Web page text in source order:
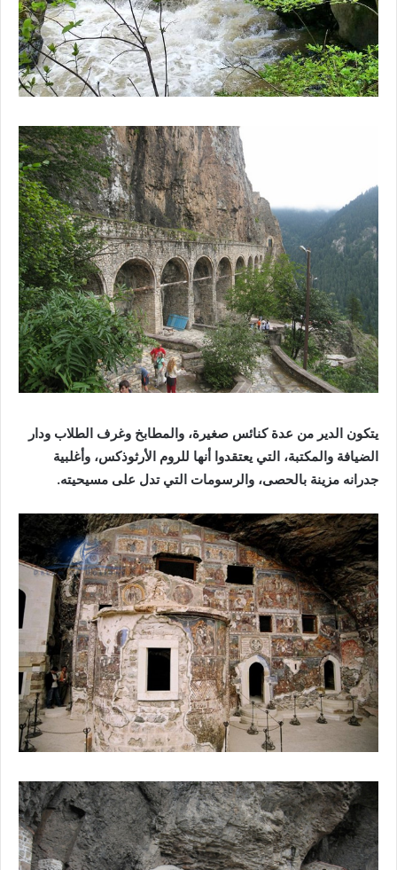
يتكون الدير من عدة كنائس صغيرة، والمطابخ وغرف الطلاب ودار
الضيافة والمكتبة، التي يعتقدوا أنها للروم الأرثوذكس، وأغلبية
جدرانه مزينة بالحصى، والرسومات التي تدل على مسيحيته.